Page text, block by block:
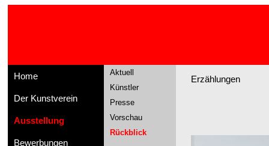
Home
Der Kunstverein
Ausstellung
Bewerbungen
Aktuell
Künstler
Presse
Vorschau
Rückblick
Erzählungen